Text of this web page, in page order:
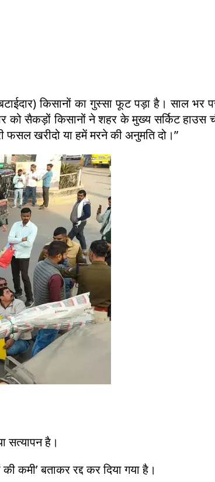
किसानों का गुस्सा फूट पड़ा है। साल भर
को सैकड़ों किसानों ने शहर के मुख्य सर्किट हाउस
फसल खरीदो या हमें मरने की अनुमति दो।”
सत्यापन है।
कमी’ बताकर रद्द कर दिया गया है।